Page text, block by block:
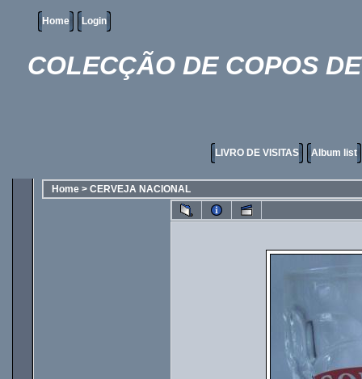
Home Login
COLECÇÃO DE COPOS
LIVRO DE VISITAS Album list
Home > CERVEJA NACIONAL